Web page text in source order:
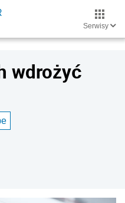
Serwisy
wdrożyć